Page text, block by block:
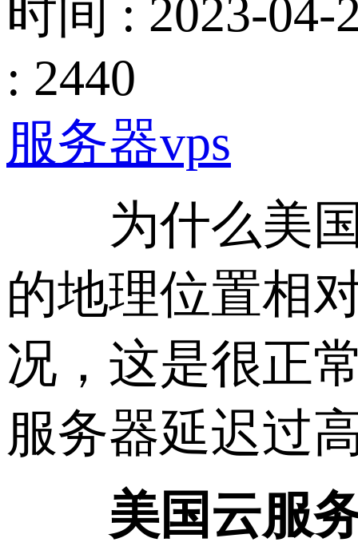
时间 : 2023-04-
: 2440
服务器vps
为什么美
的地理位置相
况，这是很正
服务器延迟过
美国云服务